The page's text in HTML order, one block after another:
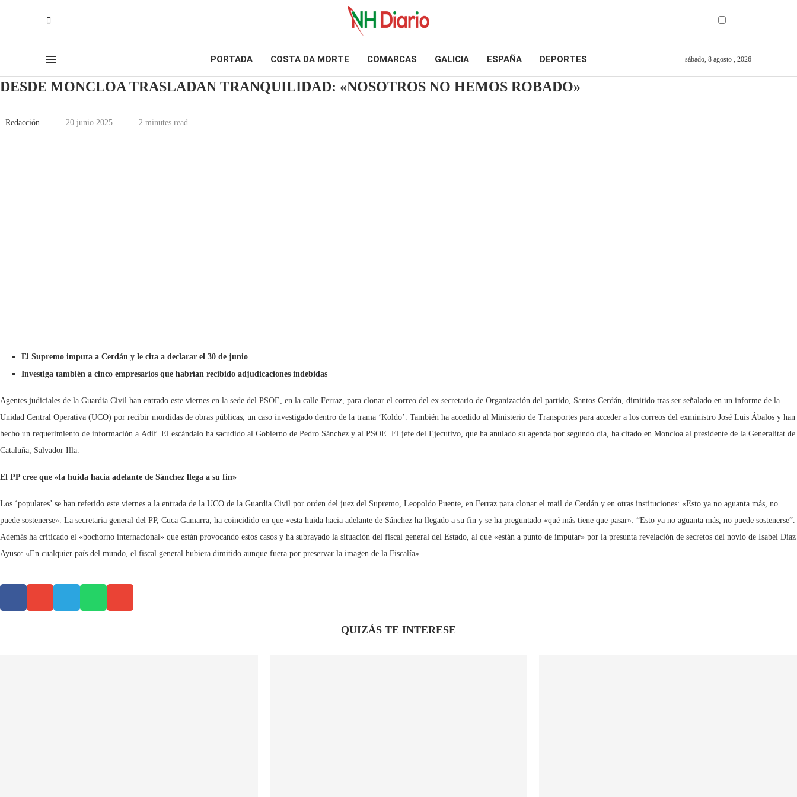
PORTADA COSTA DA MORTE COMARCAS GALICIA ESPAÑA DEPORTES sábado, 8 agosto , 2026
DESDE MONCLOA TRASLADAN TRANQUILIDAD: «NOSOTROS NO HEMOS ROBADO»
Redacción 20 junio 2025 2 minutes read
El Supremo imputa a Cerdán y le cita a declarar el 30 de junio
Investiga también a cinco empresarios que habrían recibido adjudicaciones indebidas
Agentes judiciales de la Guardia Civil han entrado este viernes en la sede del PSOE, en la calle Ferraz, para clonar el correo del ex secretario de Organización del partido, Santos Cerdán, dimitido tras ser señalado en un informe de la
Unidad Central Operativa (UCO) por recibir mordidas de obras públicas, un caso investigado dentro de la trama ‘Koldo’. También ha accedido al Ministerio de Transportes para acceder a los correos del exministro José Luis Ábalos y han
hecho un requerimiento de información a Adif. El escándalo ha sacudido al Gobierno de Pedro Sánchez y al PSOE. El jefe del Ejecutivo, que ha anulado su agenda por segundo día, ha citado en Moncloa al presidente de la Generalitat de
Cataluña, Salvador Illa.
El PP cree que «la huida hacia adelante de Sánchez llega a su fin»
Los ‘populares’ se han referido este viernes a la entrada de la UCO de la Guardia Civil por orden del juez del Supremo, Leopoldo Puente, en Ferraz para clonar el mail de Cerdán y en otras instituciones: «Esto ya no aguanta más, no
puede sostenerse». La secretaria general del PP, Cuca Gamarra, ha coincidido en que «esta huida hacia adelante de Sánchez ha llegado a su fin y se ha preguntado «qué más tiene que pasar»: “Esto ya no aguanta más, no puede sostenerse”.
Además ha criticado el «bochorno internacional» que están provocando estos casos y ha subrayado la situación del fiscal general del Estado, al que «están a punto de imputar» por la presunta revelación de secretos del novio de Isabel Díaz
Ayuso: «En cualquier país del mundo, el fiscal general hubiera dimitido aunque fuera por preservar la imagen de la Fiscalía».
QUIZÁS TE INTERESE